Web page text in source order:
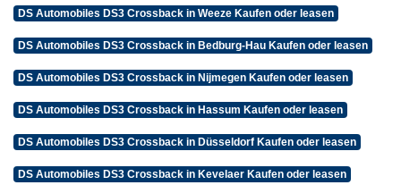
DS Automobiles DS3 Crossback in Weeze Kaufen oder leasen
DS Automobiles DS3 Crossback in Bedburg-Hau Kaufen oder leasen
DS Automobiles DS3 Crossback in Nijmegen Kaufen oder leasen
DS Automobiles DS3 Crossback in Hassum Kaufen oder leasen
DS Automobiles DS3 Crossback in Düsseldorf Kaufen oder leasen
DS Automobiles DS3 Crossback in Kevelaer Kaufen oder leasen